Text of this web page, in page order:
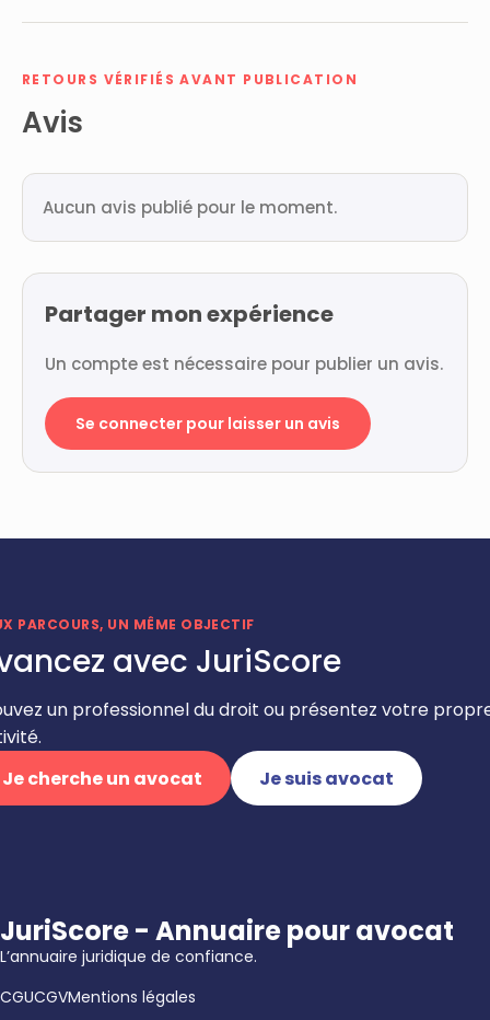
RETOURS VÉRIFIÉS AVANT PUBLICATION
Avis
Aucun avis publié pour le moment.
Partager mon expérience
Un compte est nécessaire pour publier un avis.
Se connecter pour laisser un avis
PARCOURS, UN MÊME OBJECTIF
avec JuriScore
un professionnel du droit ou présentez votre
Je cherche un avocat
Je suis avocat
JuriScore - Annuaire pour avocat
L’annuaire juridique de confiance.
CGUCGVMentions légales